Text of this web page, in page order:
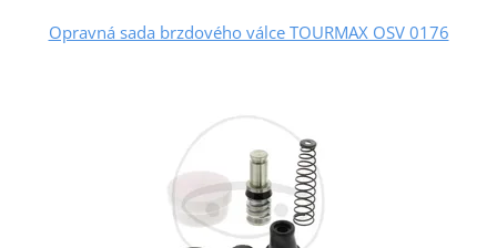
Opravná sada brzdového válce TOURMAX OSV 0176